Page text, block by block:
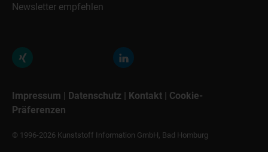
Newsletter empfehlen
Impressum | Datenschutz | Kontakt | Cookie-
Präferenzen
© 1996-2026 Kunststoff Information GmbH, Bad Homburg